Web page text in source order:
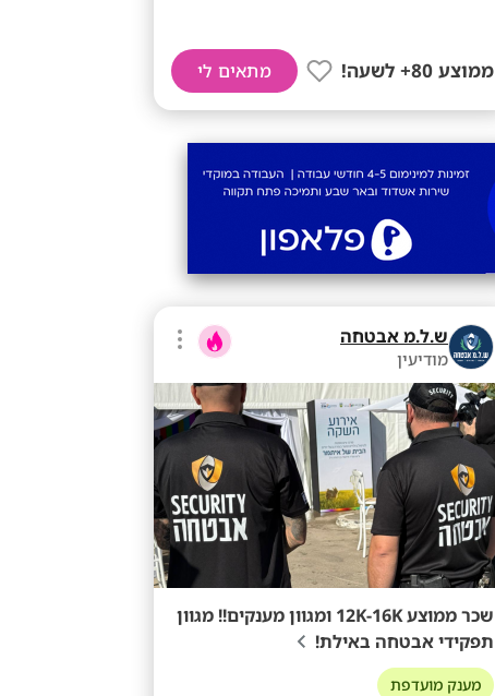
ממוצע 80+ לשעה! מתאים לי
ש.ל.מ אבטחה
מודיעין
שכר ממוצע 12K-16K ומגוון מענקים!! מגוון
תפקידי אבטחה באילת!
מענק מועדפת